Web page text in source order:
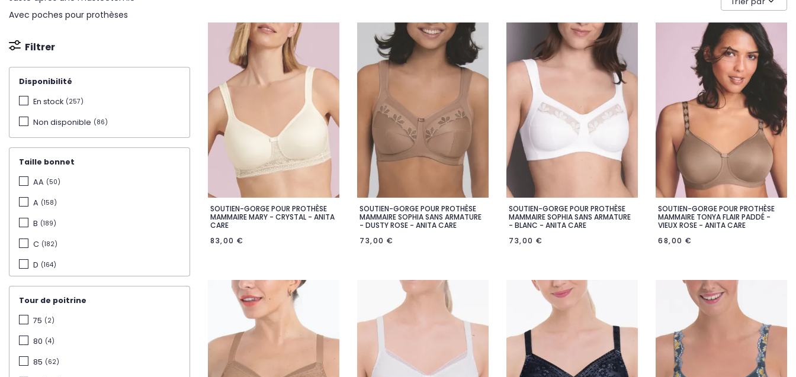
Avec poches pour prothèses
Filtrer
Disponibilité
En stock (257)
Non disponible (86)
Taille bonnet
AA (50)
A (158)
B (189)
C (182)
D (164)
E (109)
F (52)
(23)
A/B (12)
C/D (12)
Tour de poitrine
75 (2)
80 (4)
85 (62)
Aperçu rapide
SOUTIEN-GORGE POUR PROTHÈSE
MAMMAIRE MARY - CRYSTAL - ANITA
CARE
83,00 €
Aperçu rapide
SOUTIEN-GORGE POUR PROTHÈSE
MAMMAIRE SOPHIA SANS ARMATURE
- DUSTY ROSE - ANITA CARE
73,00 €
Aperçu rapide
SOUTIEN-GORGE POUR PROTHÈSE
MAMMAIRE SOPHIA SANS ARMATURE
- BLANC - ANITA CARE
73,00 €
Aperçu rapide
SOUTIEN-GORGE POUR PROTHÈSE
MAMMAIRE TONYA FLAIR PADDÉ -
VIEUX ROSE - ANITA CARE
68,00 €